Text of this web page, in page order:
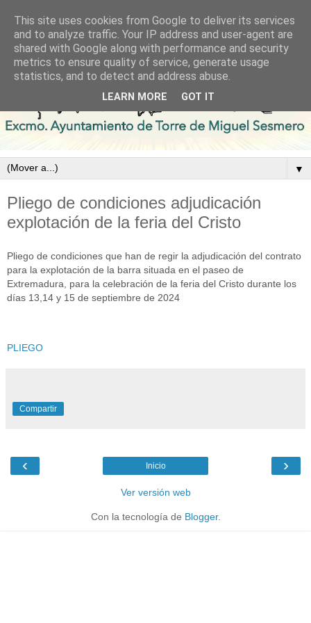
▼
Pliego de condiciones adjudicación
explotación de la feria del Cristo
Pliego de condiciones que han de regir la adjudicación del contrato
para la explotación de la barra situada en el paseo de
Extremadura, para la celebración de la feria del Cristo durante los
días 13,14 y 15 de septiembre de 2024
PLIEGO
Compartir
‹ ›
Inicio
Ver versión web
Con la tecnología de Blogger.
This site uses cookies from Google to deliver its services
and to analyze traffic. Your IP address and user-agent are
shared with Google along with performance and security
metrics to ensure quality of service, generate usage
statistics, and to detect and address abuse.
LEARN MORE GOT IT